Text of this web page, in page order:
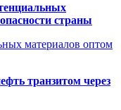
страны
материалов оптом
транзитом через